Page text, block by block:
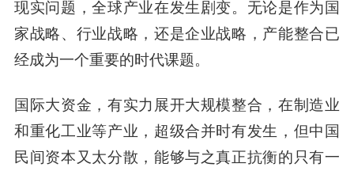
现实问题，全球产业在发生剧变。无论是作为国
家战略、行业战略，还是企业战略，产能整合已
经成为一个重要的时代课题。
国际大资金，有实力展开大规模整合，在制造业
和重化工业等产业，超级合并时有发生，但中国
民间资本又太分散，能够与之真正抗衡的只有一